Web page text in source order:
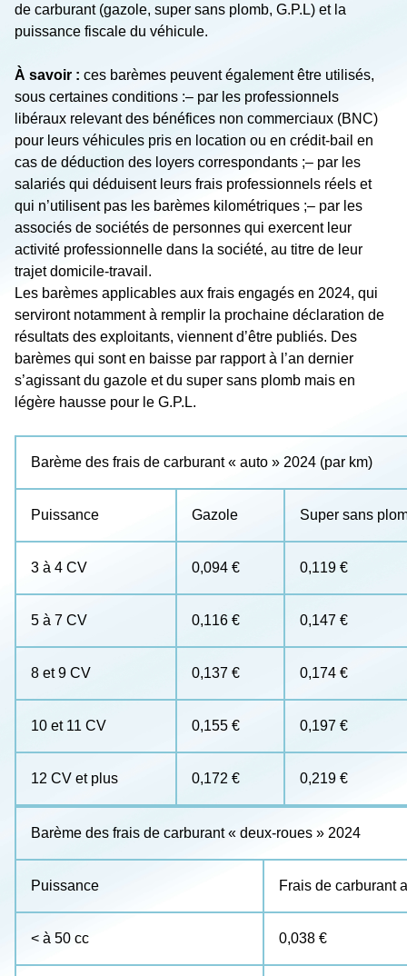
de carburant (gazole, super sans plomb, G.P.L) et la
puissance fiscale du véhicule.
À savoir : ces barèmes peuvent également être utilisés,
sous certaines conditions :– par les professionnels
libéraux relevant des bénéfices non commerciaux (BNC)
pour leurs véhicules pris en location ou en crédit-bail en
cas de déduction des loyers correspondants ;– par les
salariés qui déduisent leurs frais professionnels réels et
qui n’utilisent pas les barèmes kilométriques ;– par les
associés de sociétés de personnes qui exercent leur
activité professionnelle dans la société, au titre de leur
trajet domicile-travail.
Les barèmes applicables aux frais engagés en 2024, qui
serviront notamment à remplir la prochaine déclaration de
résultats des exploitants, viennent d’être publiés. Des
barèmes qui sont en baisse par rapport à l’an dernier
s’agissant du gazole et du super sans plomb mais en
légère hausse pour le G.P.L.
Barème des frais de carburant « auto » 2024 (par km)
Puissance Gazole Super sans
3 à 4 CV 0,094 € 0,119 €
5 à 7 CV 0,116 € 0,147 €
8 et 9 CV 0,137 € 0,174 €
10 et 11 CV 0,155 € 0,197 €
12 CV et plus 0,172 € 0,219 €
Barème des frais de carburant « deux-roues » 2024
Puissance Frais de carburant
< à 50 cc 0,038 €